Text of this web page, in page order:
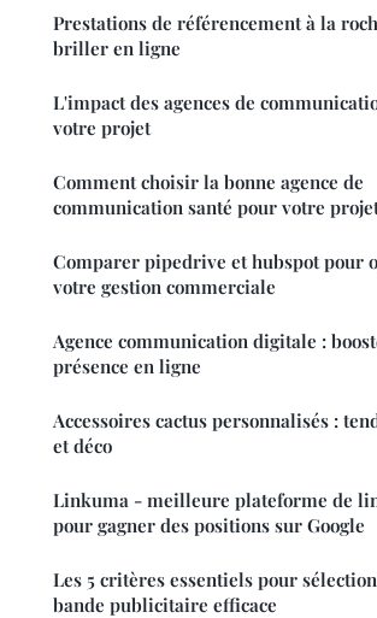
Prestations de référencement à la
briller en ligne
L'impact des agences de
votre projet
Comment choisir la bonne agence de
communication santé pour votre
Comparer pipedrive et hubspot pour
votre gestion commerciale
Agence communication digitale :
présence en ligne
Accessoires cactus personnalisés :
et déco
Linkuma - meilleure plateforme de
pour gagner des positions sur Google
Les 5 critères essentiels pour
bande publicitaire efficace